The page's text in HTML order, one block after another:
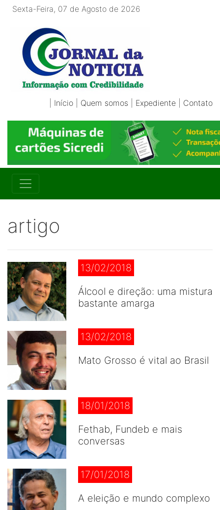
Sexta-Feira, 07 de Agosto de 2026
Início Quem somos Expediente Contato
artigo
13/02/2018
Álcool e direção: uma mistura
bastante amarga
13/02/2018
Mato Grosso é vital ao Brasil
18/01/2018
Fethab, Fundeb e mais
conversas
17/01/2018
A eleição e mundo complexo